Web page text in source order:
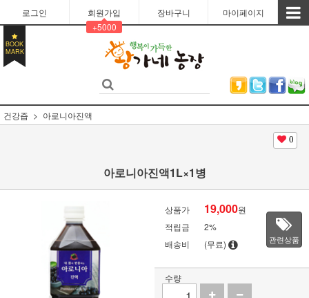
로그인
회원가입
+5000
장바구니 마이페이지
BOOK
MARK
건강즙 아로니아진액
0
아로니아진액1L×1병
상품가 19,000원
적립금
2%
배송비
(무료) 관련상품
수량